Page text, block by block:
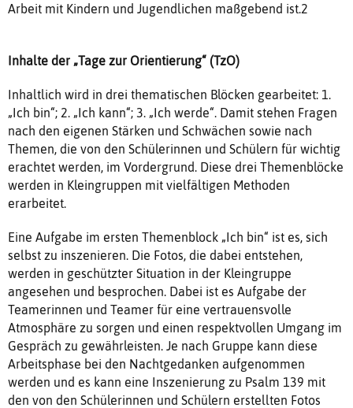
Arbeit mit Kindern und Jugendlichen maßgebend ist.2
Inhalte der „Tage zur Orientierung“ (TzO)
Inhaltlich wird in drei thematischen Blöcken gearbeitet: 1.
„Ich bin“; 2. „Ich kann“; 3. „Ich werde“. Damit stehen Fragen
nach den eigenen Stärken und Schwächen sowie nach
Themen, die von den Schülerinnen und Schülern für wichtig
erachtet werden, im Vordergrund. Diese drei Themenblöcke
werden in Kleingruppen mit vielfältigen Methoden
erarbeitet.
Eine Aufgabe im ersten Themenblock „Ich bin“ ist es, sich
selbst zu inszenieren. Die Fotos, die dabei entstehen,
werden in geschützter Situation in der Kleingruppe
angesehen und besprochen. Dabei ist es Aufgabe der
Teamerinnen und Teamer für eine vertrauensvolle
Atmosphäre zu sorgen und einen respektvollen Umgang im
Gespräch zu gewährleisten. Je nach Gruppe kann diese
Arbeitsphase bei den Nachtgedanken aufgenommen
werden und es kann eine Inszenierung zu Psalm 139 mit
den von den Schülerinnen und Schülern erstellten Fotos